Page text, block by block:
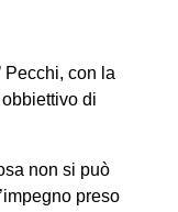
Pecchi, con la
di
non si può
preso